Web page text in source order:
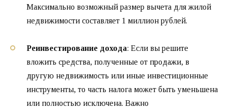
Максимально возможный размер вычета для жилой
недвижимости составляет 1 миллион рублей.
Реинвестирование дохода: Если вы решите
вложить средства, полученные от продажи, в
другую недвижимость или иные инвестиционные
инструменты, то часть налога может быть уменьшена
или полностью исключена. Важно